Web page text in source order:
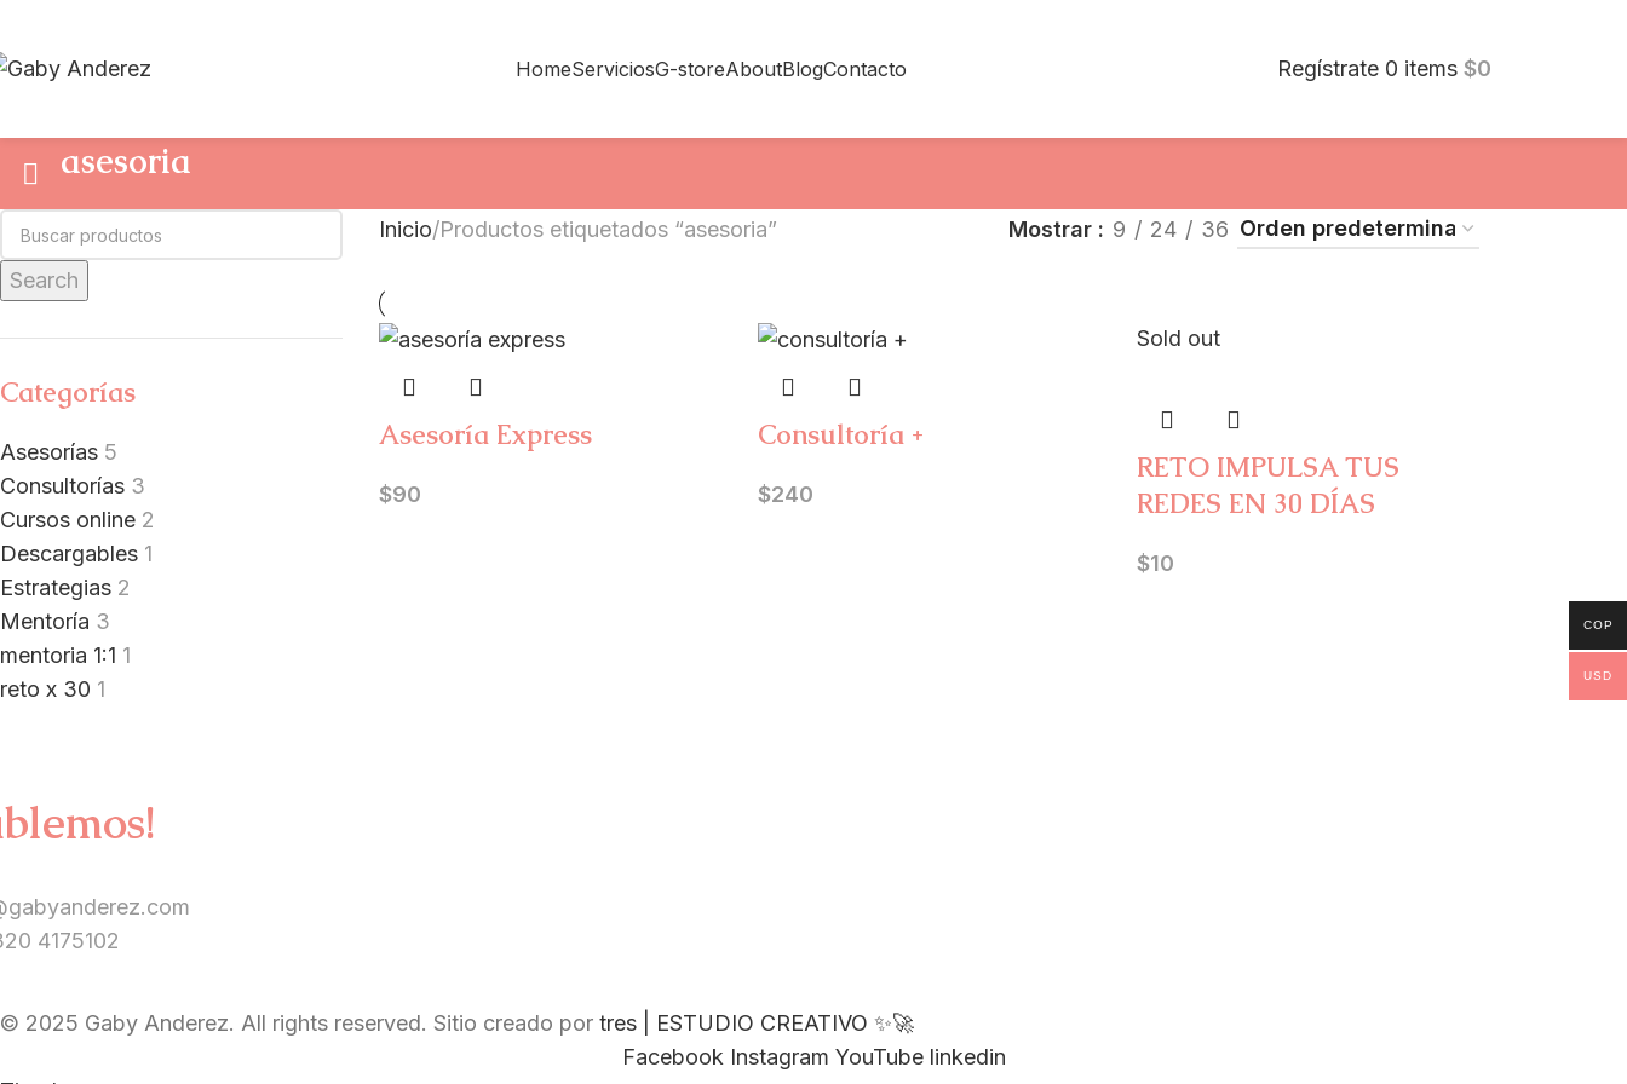
HomeServiciosG-storeAboutBlogContacto Regístrate 0 items $0
asesoria
Search
Categorías
Asesorías 5
Consultorías 3
Cursos online 2
Descargables 1
Estrategias 2
Mentoría 3
mentoria 1:1 1
reto x 30 1
Inicio Productos etiquetados “asesoria” Mostrar 9 24 36
Asesoría Express
$90
Consultoría +
$240
Sold out
RETO IMPULSA TUS
REDES EN 30 DÍAS
$10
4175102
© 2025 Gaby Anderez. All rights reserved. Sitio creado por tres | ESTUDIO CREATIVO ✨​🚀​
Facebook Instagram YouTube linkedin
COP
USD